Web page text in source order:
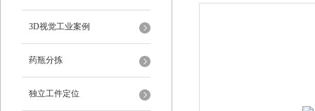
3D视觉工业案例
药瓶分拣
独立工件定位